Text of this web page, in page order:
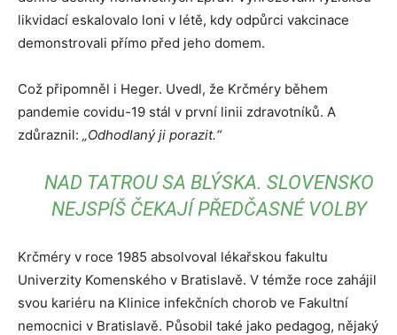
likvidací eskalovalo loni v létě, kdy odpůrci vakcinace
demonstrovali přímo před jeho domem.
Což připomněl i Heger. Uvedl, že Krčméry během
pandemie covidu-19 stál v první linii zdravotníků. A
zdůraznil: „Odhodlaný ji porazit.“
NAD TATROU SA BLÝSKA. SLOVENSKO
NEJSPÍŠ ČEKAJÍ PŘEDČASNÉ VOLBY
Krčméry v roce 1985 absolvoval lékařskou fakultu
Univerzity Komenského v Bratislavě. V témže roce zahájil
svou kariéru na Klinice infekčních chorob ve Fakultní
nemocnici v Bratislavě. Působil také jako pedagog, nějaký